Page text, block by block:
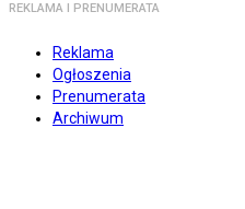
REKLAMA I PRENUMERATA
Reklama
Ogłoszenia
Prenumerata
Archiwum